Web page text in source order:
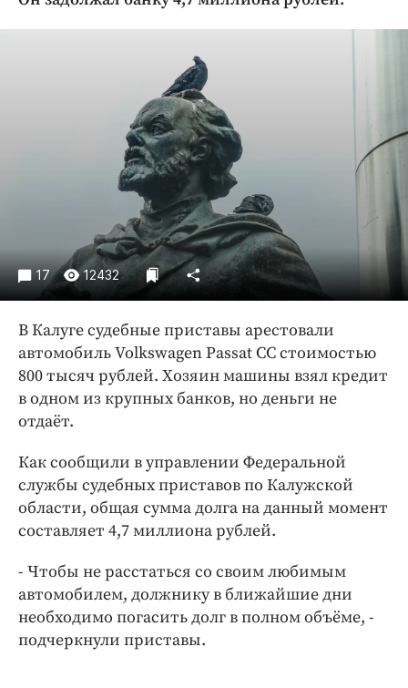
Криминал
Недвижимость и ЖКХ
Образование
Общество
Праздники
Происшествия
Спорт
Экономика и бизнес
ПРОЕКТЫ
Блоги
Издания
Медиаперсона
Интересное чтиво
Бренд года
Работодатель года
17 12432
В Калуге судебные приставы арестовали
автомобиль Volkswagen Passat CC стоимостью
800 тысяч рублей. Хозяин машины взял кредит
в одном из крупных банков, но деньги не
отдаёт.
Как сообщили в управлении Федеральной
службы судебных приставов по Калужской
области, общая сумма долга на данный момент
составляет 4,7 миллиона рублей.
- Чтобы не расстаться со своим любимым
автомобилем, должнику в ближайшие дни
необходимо погасить долг в полном объёме, -
подчеркнули приставы.